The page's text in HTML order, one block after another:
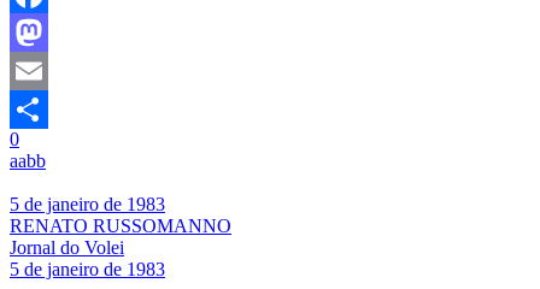
Facebook
Mastodon
Email
Share
0
aabb
5 de janeiro de 1983
RENATO RUSSOMANNO
Jornal do Volei
5 de janeiro de 1983